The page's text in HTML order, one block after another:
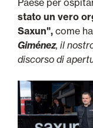
stato un vero
Saxun", come
Giménez, il
discorso di